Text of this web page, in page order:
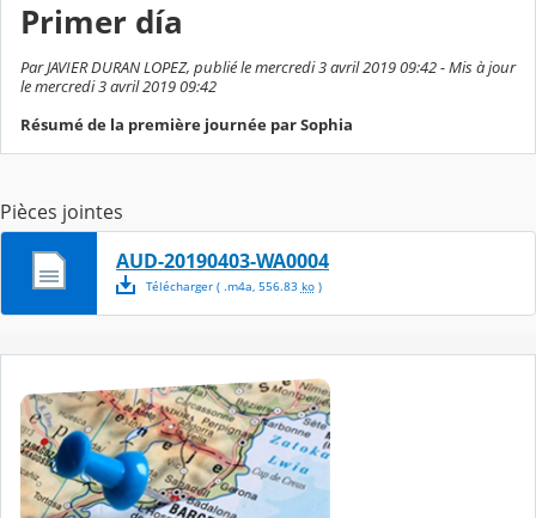
Primer día
Par JAVIER DURAN LOPEZ, publié le mercredi 3 avril 2019 09:42 - Mis à jour
le mercredi 3 avril 2019 09:42
Résumé de la première journée par Sophia
Pièces jointes
AUD-20190403-WA0004
Télécharger( .m4a, 556.83 ko)